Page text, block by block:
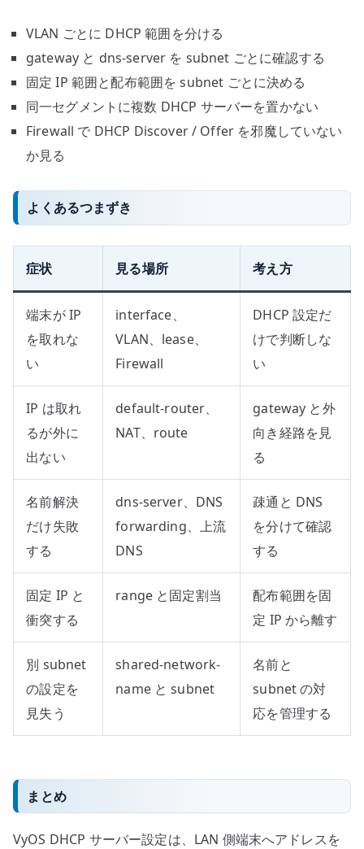
VLAN ごとに DHCP 範囲を分ける
gateway と dns-server を subnet ごとに確認する
固定 IP 範囲と配布範囲を subnet ごとに決める
同一セグメントに複数 DHCP サーバーを置かない
Firewall で DHCP Discover / Offer を邪魔していない
か見る
よくあるつまずき
症状 見る場所 考え方
端末が IP
を取れな
い
interface、
VLAN、lease、
Firewall
DHCP 設定だ
けで判断しな
い
IP は取れ
るが外に
出ない
default-router、
NAT、route
gateway と外
向き経路を見
る
名前解決
だけ失敗
する
dns-server、DNS
forwarding、上流
DNS
疎通と DNS
を分けて確認
する
固定 IP と
衝突する
range と固定割当
配布範囲を固
定 IP から離す
別 subnet
の設定を
見失う
shared-network-
name と subnet
名前と
subnet の対
応を管理する
まとめ
VyOS DHCP サーバー設定は、LAN 側端末へアドレスを